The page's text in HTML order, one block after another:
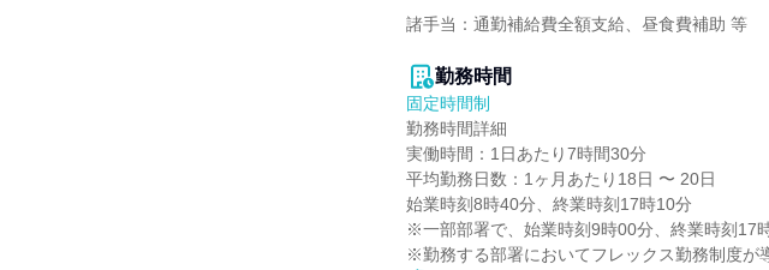
諸手当：通勤補給費全額支給、昼食費補助 等
勤務時間
固定時間制
勤務時間詳細
実働時間：1日あたり7時間30分
平均勤務日数：1ヶ月あたり18日 〜 20日
始業時刻8時40分、終業時刻17時10分
※一部部署で、始業時刻9時00分、終業時刻17
※勤務する部署においてフレックス勤務制度が